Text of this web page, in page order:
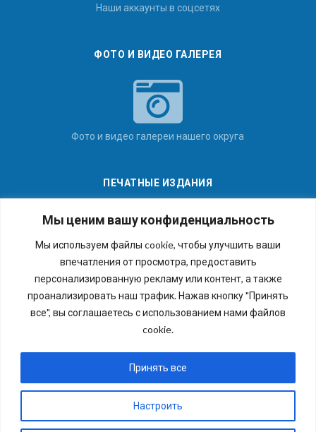
Мы ценим вашу конфиденциальность
Мы используем файлы cookie, чтобы улучшить ваши
впечатления от просмотра, предоставить
персонализированную рекламу или контент, а также
проанализировать наш трафик. Нажав кнопку "Принять
все", вы соглашаетесь с использованием нами файлов
cookie.
Настроить
Принять все
Наши аккаунты в соцсетях
ФОТО И ВИДЕО ГАЛЕРЕЯ
Фото и видео галереи нашего округа
ПЕЧАТНЫЕ ИЗДАНИЯ
Последние номера наших газет
Copyright © 2026 Внутригородское муниципальное
образование города федерального значения Санкт-
Петербурга муниципальный округ №54. Все права
защищены.